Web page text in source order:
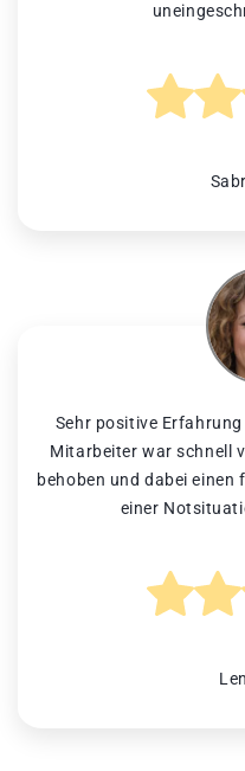
Sehr positive
Mitarbeiter war schnell
behoben und dabei einen
einer